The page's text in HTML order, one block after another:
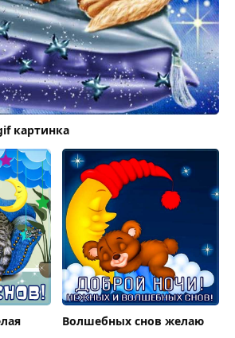
картинка
Волшебных снов желаю